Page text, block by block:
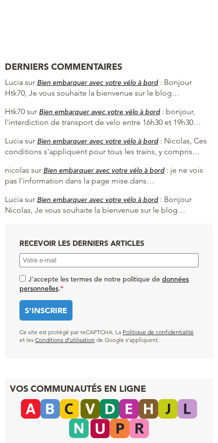
DERNIERS COMMENTAIRES
Lucia sur Bien embarquer avec votre vélo à bord : Bonjour
Htk70, Je vous souhaite la bienvenue sur le blog…
Htk70 sur Bien embarquer avec votre vélo à bord : bonjour,
l'interdiction de transport de velo entre 16h30 et 19h30…
Lucia sur Bien embarquer avec votre vélo à bord : Nicolas, Ces
conditions s'appliquent pour tous les trains, y compris…
nicolas sur Bien embarquer avec votre vélo à bord : je ne vois
pas l'information dans la page mise dans…
Lucia sur Bien embarquer avec votre vélo à bord : Bonjour
Nicolas, Je vous souhaite la bienvenue sur le blog…
RECEVOIR LES DERNIERS ARTICLES
J'accepte les termes de notre politique de données
personnelles.*
Ce site est protégé par reCAPTCHA. La Politique de confidentialité
et les Conditions d’utilisation de Google s’appliquent.
VOS COMMUNAUTÉS EN LIGNE